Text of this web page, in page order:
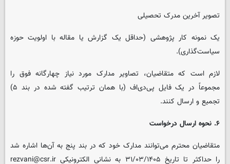
تصویر آخرین مدرک تحصیلی
یک نمونه کار پژوهشی (حداقل یک گزارش یا مقاله با اولویت حوزه
سیاست‌گذاری).
لازم است که متقاضیان، تصاویر مدارک مورد نیاز چهارگانه فوق را
مجموعاً در یک فایل پی‌دی‌اف (با همان ترتیب گفته شده در بند ۵)
تجمیع و ارسال کنند.
۶. نحوه ارسال درخواست
متقاضیان محترم می‌توانند مدارک خود که در بند پنج به آن‌ها اشاره شد
را حداکثر تا تاریخ ۳۱/۰۳/۱۴۰۵ به نشانی الکترونیکی rezvani@csr.ir